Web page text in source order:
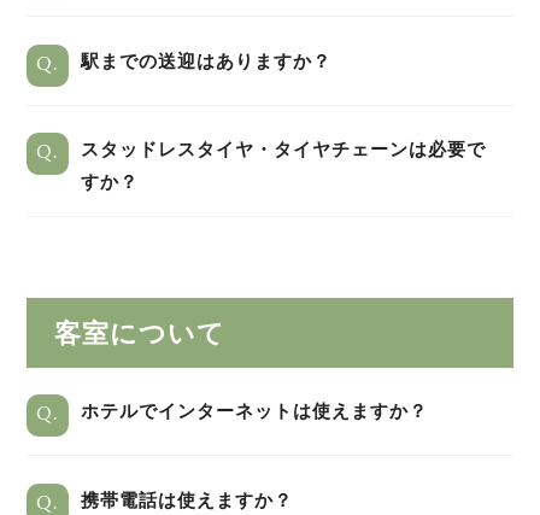
Q. 駅までの送迎はありますか？
Q.
スタッドレスタイヤ・タイヤチェーンは必要で
すか？
客室について
Q. ホテルでインターネットは使えますか？
Q. 携帯電話は使えますか？